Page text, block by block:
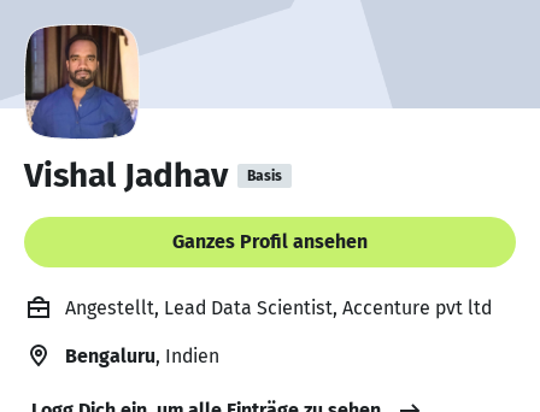
Vishal Jadhav Basis
Ganzes Profil ansehen
Angestellt, Lead Data Scientist, Accenture pvt ltd
Bengaluru, Indien